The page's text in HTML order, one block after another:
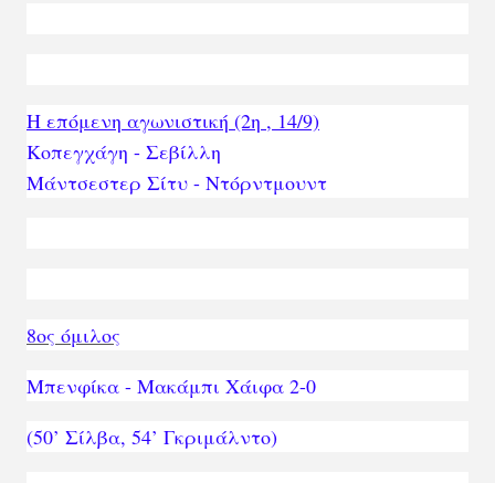
H επόμενη αγωνιστική (2η , 14/9)
Κοπεγχάγη - Σεβίλλη
Μάντσεστερ Σίτυ - Ντόρντμουντ
8ος όμιλος
Μπενφίκα - Μακάμπι Χάιφα 2-0
(50’ Σίλβα, 54’ Γκριμάλντο)